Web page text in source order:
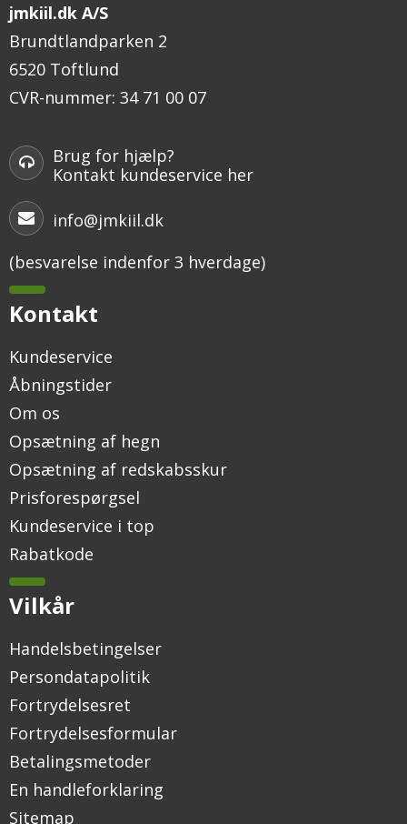
jmkiil.dk A/S
Brundtlandparken 2
6520 Toftlund
CVR-nummer: 34 71 00 07
Brug for hjælp?
Kontakt kundeservice her
info@jmkiil.dk
(besvarelse indenfor 3 hverdage)
Kontakt
Kundeservice
Åbningstider
Om os
Opsætning af hegn
Opsætning af redskabsskur
Prisforespørgsel
Kundeservice i top
Rabatkode
Vilkår
Handelsbetingelser
Persondatapolitik
Fortrydelsesret
Fortrydelsesformular
Betalingsmetoder
En handleforklaring
Sitemap